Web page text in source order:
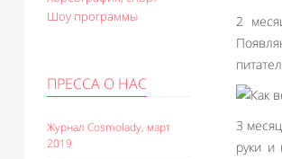
Шоу программы
ПРЕССА О НАС
Журнал Cosmolady, март
2019
2
3
руки